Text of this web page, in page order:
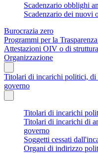
Scadenzario obblighi
Scadenzario dei nuovi
Burocrazia zero
Programmi per la
Attestazioni OIV o di
Organizzazione
Titolari di incarichi politici, di
governo
Titolari di incarichi
Titolari di incarichi di
governo
Soggetti cessati
Organi di indirizzo